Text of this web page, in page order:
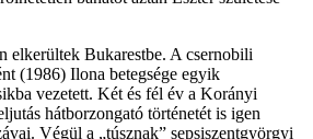
elkerültek Bukarestbe. A csernobili
(1986) Ilona betegsége egyik
vezetett. Két és fél év a Korányi
hátborzongató történetét is igen
Végül a „túsznak” sepsiszentgyörgyi